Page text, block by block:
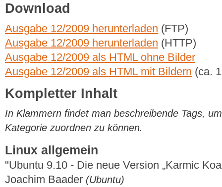
Download
Ausgabe 12/2009 herunterladen (FTP)
Ausgabe 12/2009 herunterladen (HTTP)
Ausgabe 12/2009 als HTML ohne Bilder
Ausgabe 12/2009 als HTML mit Bildern (ca.
Kompletter Inhalt
In Klammern findet man beschreibende Tags,
Kategorie zuordnen zu können.
Linux allgemein
"Ubuntu 9.10 - Die neue Version „Karmic
Joachim Baader (Ubuntu)